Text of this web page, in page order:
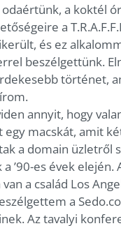
a koktél
a
és ez
beszélgettünk.
történet,
annyit, hogy
macskát, amit
a domain üzletről
’90-es évek
a család Los
a
Az tavalyi